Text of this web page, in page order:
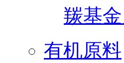
羰基
有机原料